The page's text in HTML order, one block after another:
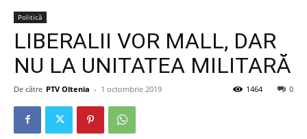
Politică
LIBERALII VOR MALL, DAR
NU LA UNITATEA MILITARĂ
De către PTV Oltenia - 1 octombrie 2019 0
1464